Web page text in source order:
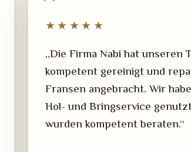
★★★★★
„Die Firma Nabi hat unseren
kompetent gereinigt und
Fransen angebracht. Wir
Hol- und Bringservice
wurden kompetent beraten.“